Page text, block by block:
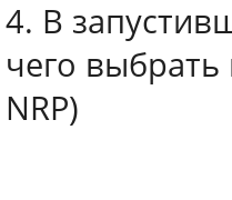
4. В
чего выбрать
NRP)